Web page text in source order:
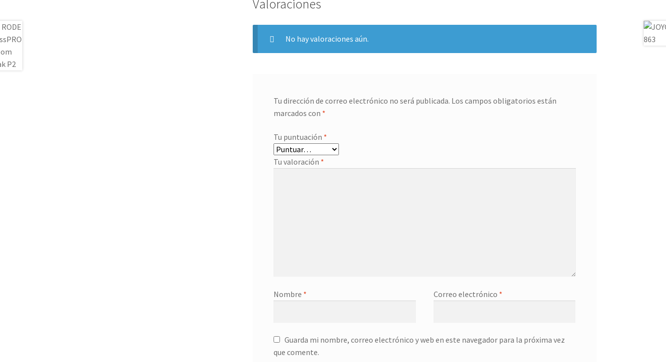
Valoraciones
No hay valoraciones aún.
Tu dirección de correo electrónico no será publicada. Los campos obligatorios están
marcados con *
Tu puntuación *
Tu valoración *
Nombre * Correo electrónico *
Guarda mi nombre, correo electrónico y web en este navegador para la próxima vez
que comente.